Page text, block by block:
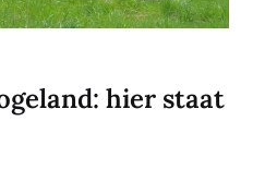
hier staat